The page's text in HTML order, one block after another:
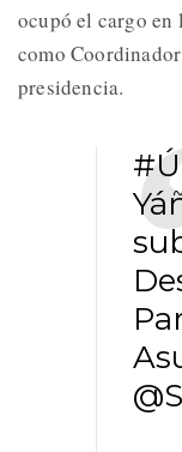
ocupó el cargo en
como
presidencia.